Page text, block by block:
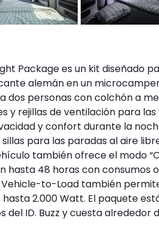
Package es un kit diseñado
alemán en un
dos personas con colchón a
y rejillas de ventilación para
y confort durante la
para las paradas al aire
también ofrece el modo
hasta 48 horas con consumos
Vehicle-to-Load también
2.000 Watt. El paquete
del ID. Buzz y cuesta alrededor